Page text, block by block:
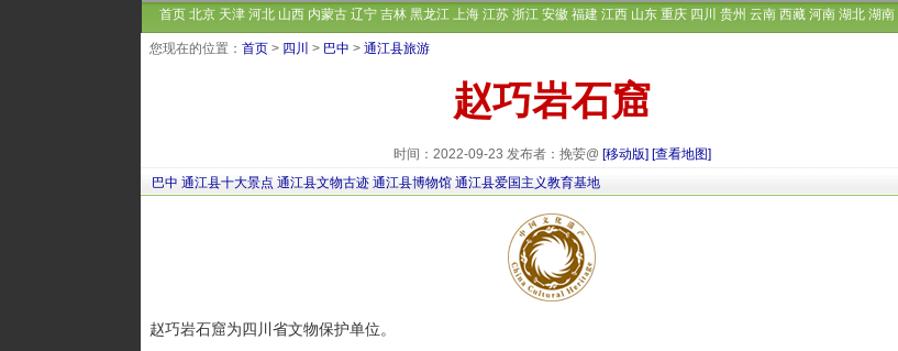
首页 北京 天津 河北 山西 内蒙古 辽宁 吉林 黑龙江 上海 江苏 浙江 安徽 福建 江西 山东 重庆 四川 贵州 云南 西藏 河南 湖北 湖南
您现在的位置： 首页 > 四川 > 巴中 > 通江县旅游
赵巧岩石窟
时间：2022-09-23 发布者：挽荌@ [移动版] [查看地图]
巴中 通江县十大景点 通江县文物古迹 通江县博物馆 通江县爱国主义教育基地
赵巧岩石窟为四川省文物保护单位。